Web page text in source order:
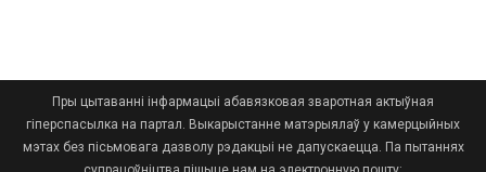
Пры цытаванні інфармацыі абавязковая зваротная актыўная
гіперспасылка на партал. Выкарыстанне матэрыялаў у камерцыйных
мэтах без пісьмовага дазволу рэдакцыі не дапускаецца. Па пытаннях